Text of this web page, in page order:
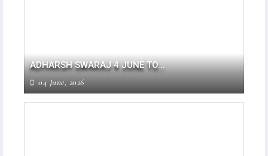
ADHARSH SWARAJ 4 JUNE TO...
04 June, 2026